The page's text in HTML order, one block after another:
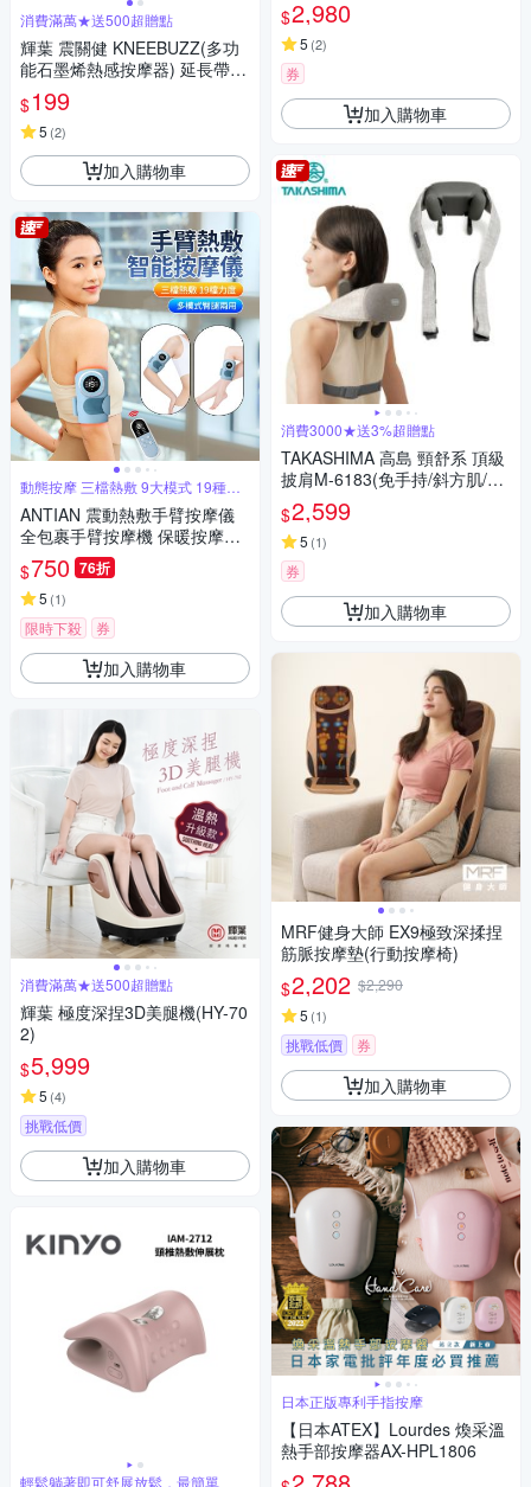
消費滿萬★送500超贈點
輝葉 震關健 KNEEBUZZ(多功
能石墨烯熱感按摩器) 延長帶-H
Y-762-BU-001
$199
5 (2)
加入購物車
動態按摩 三檔熱敷 9大模式 19種力
度
ANTIAN 震動熱敷手臂按摩儀
全包裹手臂按摩機 保暖按摩放
鬆器 三檔熱敷暖手器（交換禮
物）
$750 76折
5 (1)
限時下殺 券
加入購物車
消費滿萬★送500超贈點
輝葉 極度深捏3D美腿機(HY-70
2)
$5,999
5 (4)
挑戰低價
加入購物車
輕鬆躺著即可舒展放鬆，最簡單
$2,980
5 (2)
券
加入購物車
消費3000★送3%超贈點
TAKASHIMA 高島 頸舒系 頂級
披肩M-6183(免手持/斜方肌/揉
捏/溫熱/肩頸按摩器)-快
$2,599
5 (1)
券
加入購物車
MRF健身大師 EX9極致深揉捏
筋脈按摩墊(行動按摩椅)
$2,202 $2,290
5 (1)
挑戰低價 券
加入購物車
日本正版專利手指按摩
【日本ATEX】Lourdes 煥采溫
熱手部按摩器AX-HPL1806